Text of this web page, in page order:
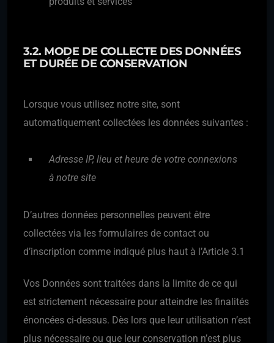
3.2. MODE DE COLLECTE DES DONNÉES
ET DURÉE DE CONSERVATION
Lorsque vous utilisez notre site, sont
automatiquement collectées les données suivantes :
Adresse IP, lieu et heure de votre connexions
à notre site
D’autres données personnelles peuvent être
collectées via les formulaires de contact ou
d’inscription comme indiqué plus haut à l’Article 3.1
Vos Données sont traitées dans la limite de ce qui
est strictement nécessaire pour atteindre les finalités
énoncées ci-dessus. Dès lors que leur utilisation n’est
plus nécessaire ou que leur conservation n’est plus